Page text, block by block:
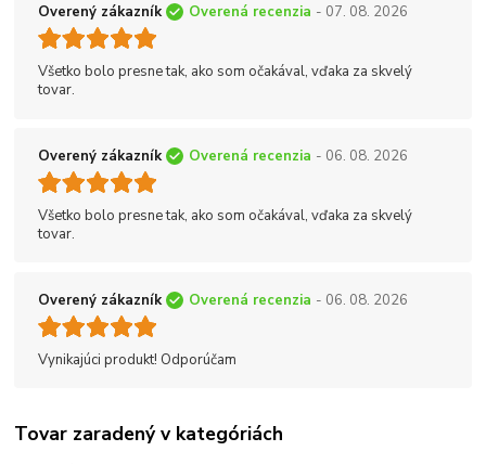
Overený zákazník Overená recenzia - 07. 08. 2026
Všetko bolo presne tak, ako som očakával, vďaka za skvelý
tovar.
Overený zákazník Overená recenzia - 06. 08. 2026
Všetko bolo presne tak, ako som očakával, vďaka za skvelý
tovar.
Overený zákazník Overená recenzia - 06. 08. 2026
Vynikajúci produkt! Odporúčam
Tovar zaradený v kategóriách